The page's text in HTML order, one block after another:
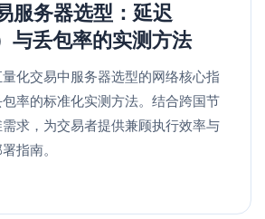
服务器选型：延迟
与丢包率的实测方法
化交易中服务器选型的网络核心指
率的标准化实测方法。结合跨国节
求，为交易者提供兼顾执行效率与
指南。